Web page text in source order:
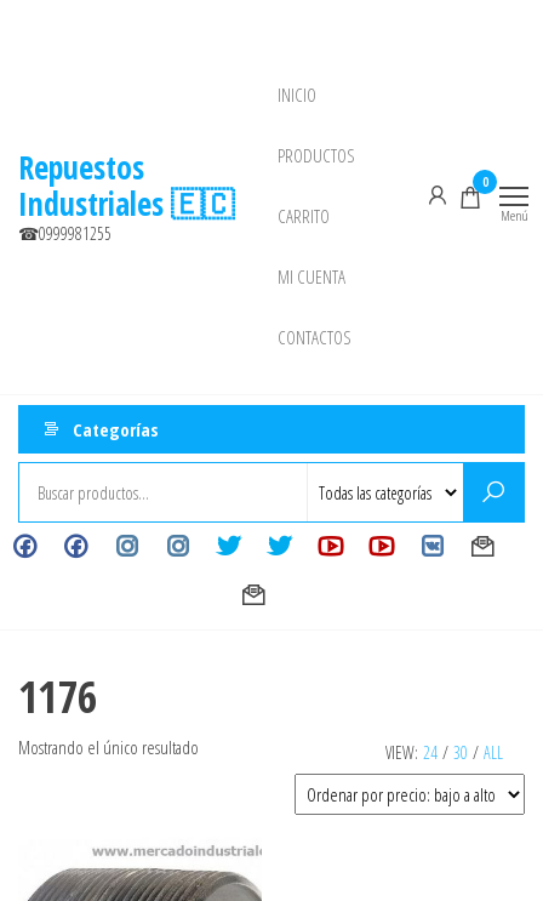
Repuestos
Industriales 🇪🇨
☎0999981255
INICIO
PRODUCTOS
CARRITO
MI CUENTA
CONTACTOS
0
Menú
Categorías
1176
VIEW: 24 / 30 / ALL
Mostrando el único resultado